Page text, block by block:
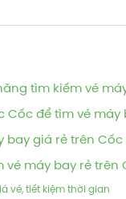
tìm kiếm vé
Cốc để tìm vé máy
bay giá rẻ trên Cốc
vé máy bay rẻ trên
vé, tiết kiệm thời gian